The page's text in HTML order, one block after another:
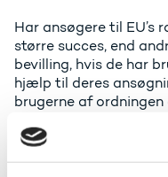
Har ansøgere til EU’s
større succes, end
bevilling, hvis de har
hjælp til deres
brugerne af
forsknings- og